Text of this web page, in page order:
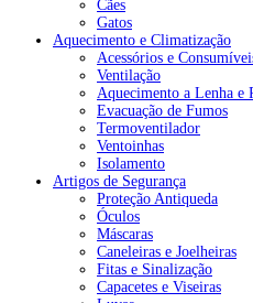
Cães
Gatos
Aquecimento e Climatização
Acessórios e
Ventilação
Aquecimento a Lenha e
Evacuação de Fumos
Termoventilador
Ventoinhas
Isolamento
Artigos de Segurança
Proteção Antiqueda
Óculos
Máscaras
Caneleiras e Joelheiras
Fitas e Sinalização
Capacetes e Viseiras